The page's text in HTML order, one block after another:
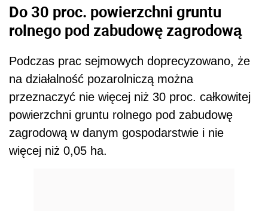
Do 30 proc. powierzchni gruntu
rolnego pod zabudowę zagrodową
Podczas prac sejmowych doprecyzowano, że
na działalność pozarolniczą można
przeznaczyć nie więcej niż 30 proc. całkowitej
powierzchni gruntu rolnego pod zabudowę
zagrodową w danym gospodarstwie i nie
więcej niż 0,05 ha.